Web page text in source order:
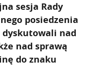
sesja Rady
posiedzenia
nad
nad sprawą
do znaku